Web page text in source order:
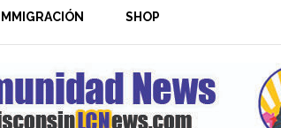
IMMIGRACIÓN SHOP